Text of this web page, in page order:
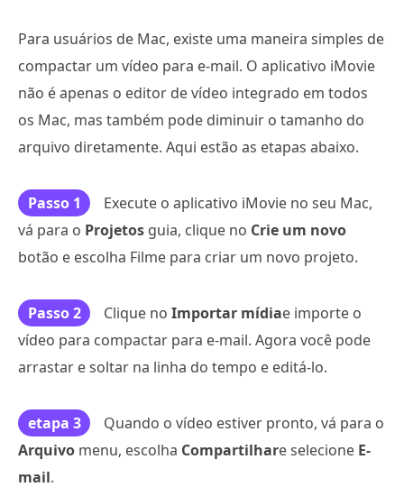
Para usuários de Mac, existe uma maneira simples de
compactar um vídeo para e-mail. O aplicativo iMovie
não é apenas o editor de vídeo integrado em todos
os Mac, mas também pode diminuir o tamanho do
arquivo diretamente. Aqui estão as etapas abaixo.
Passo 1
Execute o aplicativo iMovie no seu Mac,
vá para o Projetos guia, clique no Crie um novo
botão e escolha Filme para criar um novo projeto.
Passo 2 Clique no Importar mídiae importe o
vídeo para compactar para e-mail. Agora você pode
arrastar e soltar na linha do tempo e editá-lo.
etapa 3
Quando o vídeo estiver pronto, vá para o
Arquivo menu, escolha Compartilhare selecione E-
mail.